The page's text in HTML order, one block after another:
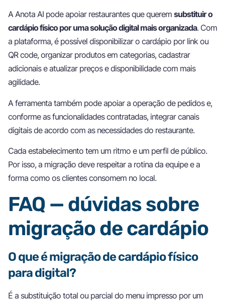
A Anota AI pode apoiar restaurantes que querem substituir o
cardápio físico por uma solução digital mais organizada. Com
a plataforma, é possível disponibilizar o cardápio por link ou
QR code, organizar produtos em categorias, cadastrar
adicionais e atualizar preços e disponibilidade com mais
agilidade.
A ferramenta também pode apoiar a operação de pedidos e,
conforme as funcionalidades contratadas, integrar canais
digitais de acordo com as necessidades do restaurante.
Cada estabelecimento tem um ritmo e um perfil de público.
Por isso, a migração deve respeitar a rotina da equipe e a
forma como os clientes consomem no local.
FAQ — dúvidas sobre
migração de cardápio
O que é migração de cardápio físico
para digital?
É a substituição total ou parcial do menu impresso por um